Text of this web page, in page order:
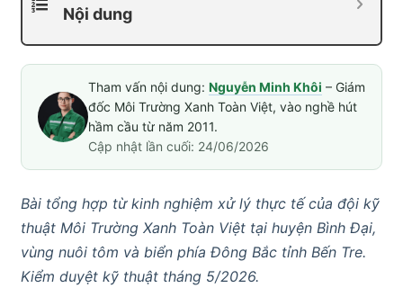
Nội dung
Tham vấn nội dung: Nguyễn Minh Khôi – Giám
đốc Môi Trường Xanh Toàn Việt, vào nghề hút
hầm cầu từ năm 2011.
Cập nhật lần cuối: 24/06/2026
Bài tổng hợp từ kinh nghiệm xử lý thực tế của đội kỹ
thuật Môi Trường Xanh Toàn Việt tại huyện Bình Đại,
vùng nuôi tôm và biển phía Đông Bắc tỉnh Bến Tre.
Kiểm duyệt kỹ thuật tháng 5/2026.